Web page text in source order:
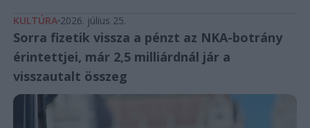
KULTÚRA 2026. július 25.
Sorra fizetik vissza a pénzt az NKA-botrány
érintettjei, már 2,5 milliárdnál jár a
visszautalt összeg